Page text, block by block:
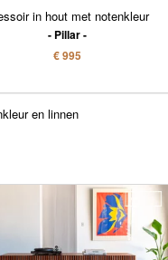
en linnen
in hout met notenkleur
Pillar
€ 995